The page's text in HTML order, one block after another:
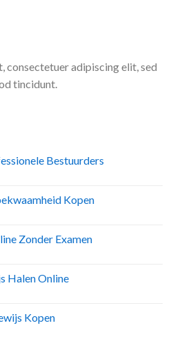
consectetuer adipiscing elit, sed
tincidunt.
Bestuurders
Kopen
Zonder Examen
Halen Online
Kopen